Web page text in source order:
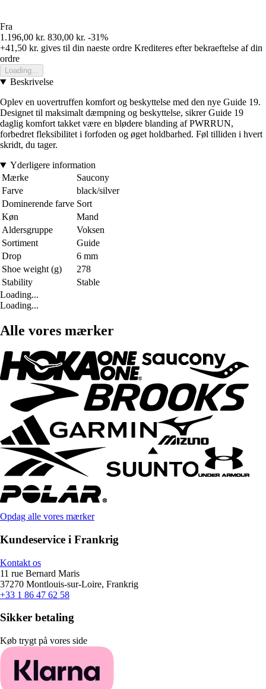
Fra
1.196,00 kr. 830,00 kr. -31%
+41,50 kr. gives til din naeste ordre Krediteres efter bekraeftelse af din
ordre
Loading...
Beskrivelse
Oplev en uovertruffen komfort og beskyttelse med den nye Guide 19.
Designet til maksimalt dæmpning og beskyttelse, sikrer Guide 19
daglig komfort takket være en blødere blanding af PWRRUN,
forbedret fleksibilitet i forfoden og øget holdbarhed. Føl tilliden i hvert
skridt, du tager.
Yderligere information
Mærke
Saucony
Farve
black/silver
Dominerende farve Sort
Køn
Mand
Aldersgruppe
Voksen
Sortiment
Guide
Drop
6 mm
Shoe weight (g)
278
Stability
Stable
Loading...
Loading...
Alle vores mærker
Opdag alle vores mærker
Kundeservice i Frankrig
Kontakt os
11 rue Bernard Maris
37270 Montlouis-sur-Loire, Frankrig
+33 1 86 47 62 58
Sikker betaling
Køb trygt på vores side